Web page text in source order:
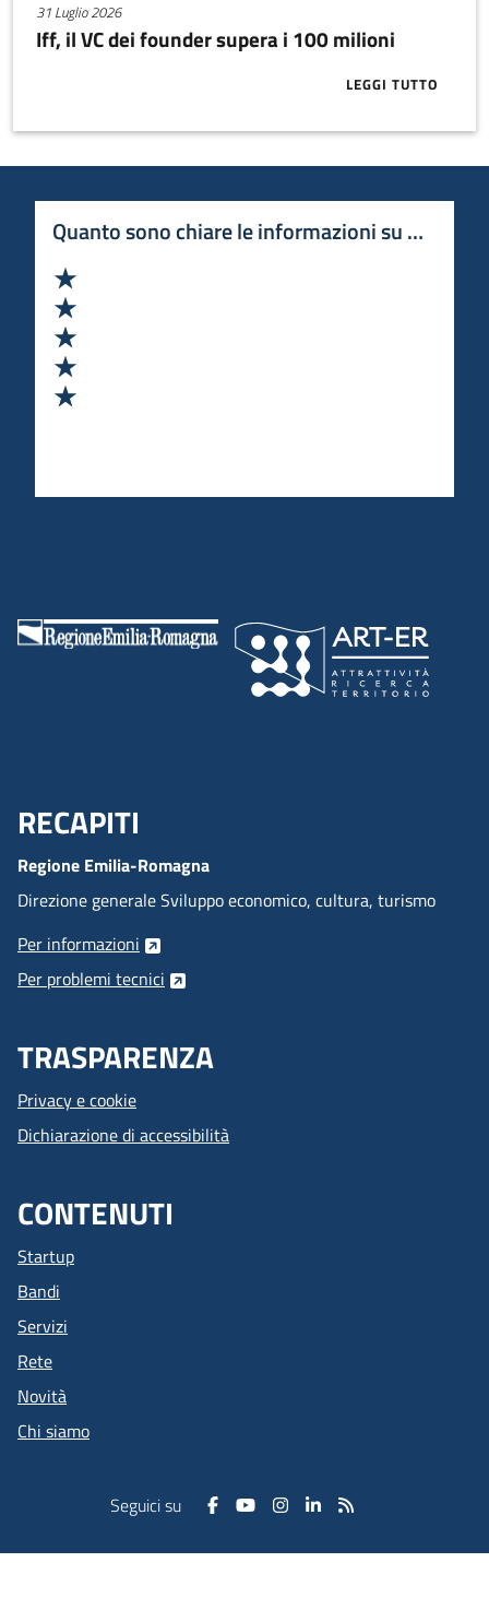
31 Luglio 2026
Iff, il VC dei founder supera i 100 milioni
LEGGI TUTTO
ABOUT IFF,
Quanto sono chiare le informazioni su questa
Menu Footer
RECAPITI
Regione Emilia-Romagna
Direzione generale Sviluppo economico, cultura, turismo
Per informazioni
Per problemi tecnici
TRASPARENZA
Privacy e cookie
Dichiarazione di accessibilità
CONTENUTI
Startup
Bandi
Servizi
Rete
Novità
Chi siamo
Seguici su